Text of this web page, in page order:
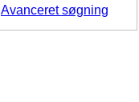
Avanceret søgning